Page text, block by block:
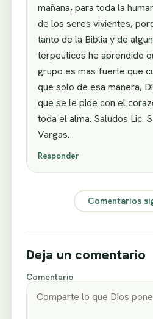
mañana, para toda la
de los seres vivientes,
tanto de la Biblia y de
terpeuticos he aprendido
grupo es mas fuerte que
que solo de esa manera,
que se le pide con el
toda el alma. Saludos Lic.
Vargas.
Responder
Comentarios
Deja un comentario
Comentario